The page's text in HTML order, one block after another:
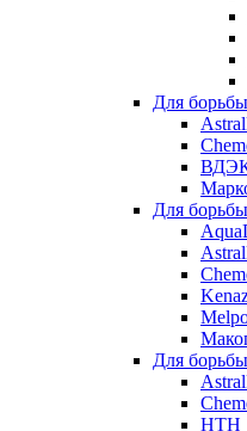
Для
Для
Для
HTH